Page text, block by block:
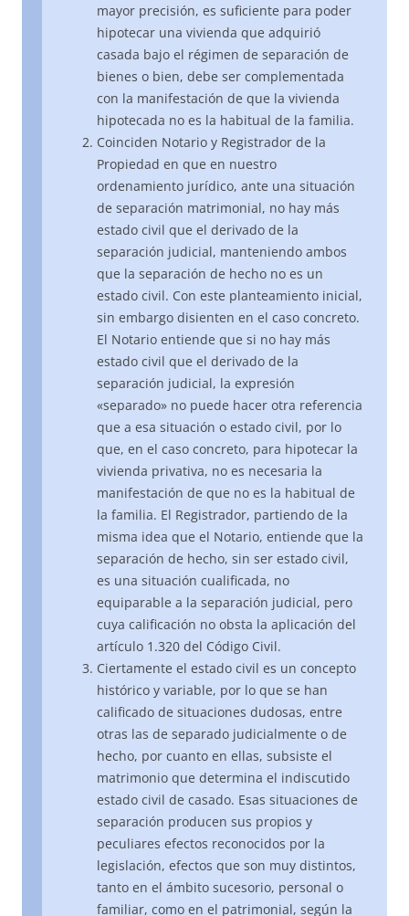
mayor precisión, es suficiente para poder
hipotecar una vivienda que adquirió
casada bajo el régimen de separación de
bienes o bien, debe ser complementada
con la manifestación de que la vivienda
hipotecada no es la habitual de la familia.
Coinciden Notario y Registrador de la
Propiedad en que en nuestro
ordenamiento jurídico, ante una situación
de separación matrimonial, no hay más
estado civil que el derivado de la
separación judicial, manteniendo ambos
que la separación de hecho no es un
estado civil. Con este planteamiento inicial,
sin embargo disienten en el caso concreto.
El Notario entiende que si no hay más
estado civil que el derivado de la
separación judicial, la expresión
«separado» no puede hacer otra referencia
que a esa situación o estado civil, por lo
que, en el caso concreto, para hipotecar la
vivienda privativa, no es necesaria la
manifestación de que no es la habitual de
la familia. El Registrador, partiendo de la
misma idea que el Notario, entiende que la
separación de hecho, sin ser estado civil,
es una situación cualificada, no
equiparable a la separación judicial, pero
cuya calificación no obsta la aplicación del
artículo 1.320 del Código Civil.
Ciertamente el estado civil es un concepto
histórico y variable, por lo que se han
calificado de situaciones dudosas, entre
otras las de separado judicialmente o de
hecho, por cuanto en ellas, subsiste el
matrimonio que determina el indiscutido
estado civil de casado. Esas situaciones de
separación producen sus propios y
peculiares efectos reconocidos por la
legislación, efectos que son muy distintos,
tanto en el ámbito sucesorio, personal o
familiar, como en el patrimonial, según la